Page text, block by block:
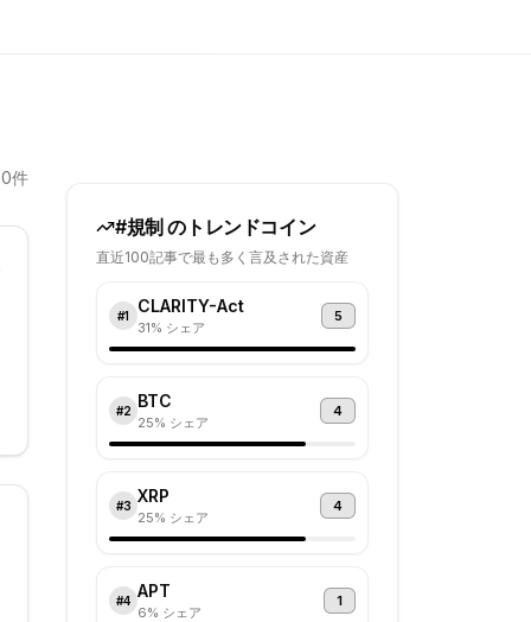
件
#規制 のトレンドコイン
直近100記事で最も多く言及された資産
#1 CLARITY-Act
31% シェア
5
#2 BTC
25% シェア
4
#3 XRP
25% シェア
4
#4 APT
6% シェア
1